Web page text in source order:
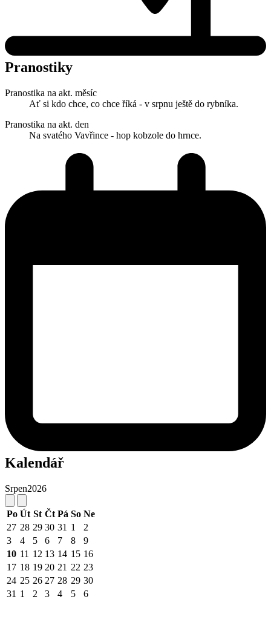
Pranostiky
Pranostika na akt. měsíc
Ať si kdo chce, co chce říká - v srpnu ještě do rybníka.
Pranostika na akt. den
Na svatého Vavřince - hop kobzole do hrnce.
Kalendář
Srpen2026
Po Út St Čt Pá So Ne
27 28 29 30 31 1
2
3
4 5 6 7 8
9
10 11 12 13 14 15 16
17 18 19 20 21 22 23
24 25 26 27 28 29 30
31 1 2 3 4 5 6